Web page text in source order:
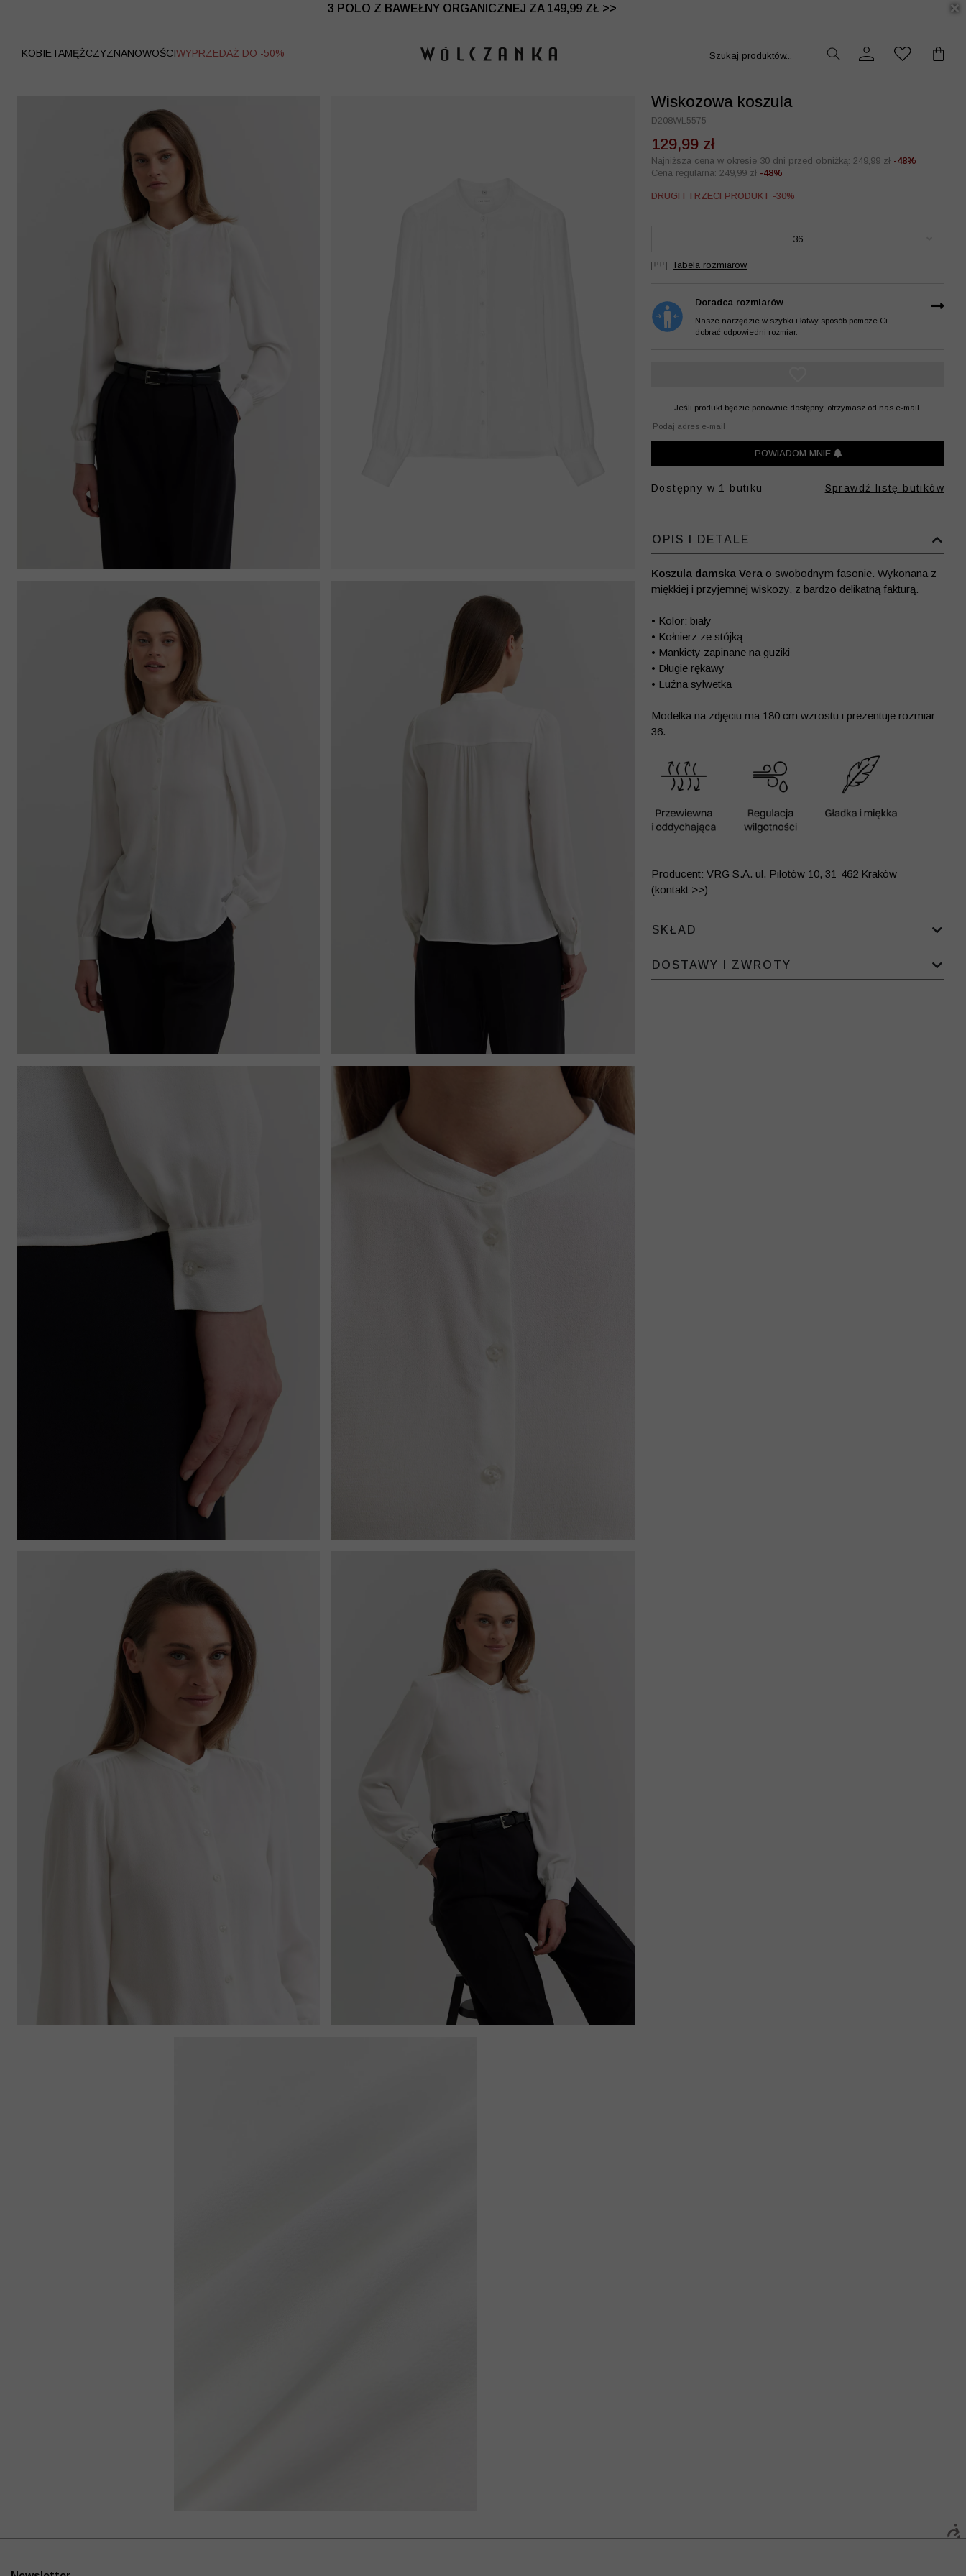
3 POLO Z BAWEŁNY ORGANICZNEJ ZA 149,99 ZŁ >>
WYPRZEDAŻ DO -50% | DODATKOWE -30% NA DRUGI I TRZECI PRODUKT >>
KOBIETAMĘŻCZYZNANOWOŚCIWYPRZEDAŻ DO -50% Szukaj produktów...
Wiskozowa koszula
D208WL5575
129,99 zł
Najniższa cena w okresie 30 dni przed obniżką: 249,99 zł -48%
Cena regularna: 249,99 zł -48%
DRUGI I TRZECI PRODUKT -30%
36
Tabela rozmiarów
Doradca rozmiarów
Nasze narzędzie w szybki i łatwy sposób pomoże Ci
dobrać odpowiedni rozmiar.
Jeśli produkt będzie ponownie dostępny, otrzymasz od nas e-mail.
POWIADOM MNIE
Dostępny w 1 butiku Sprawdź listę butików
OPIS I DETALE
Koszula damska Vera o swobodnym fasonie. Wykonana z
miękkiej i przyjemnej wiskozy, z bardzo delikatną fakturą.
• Kolor: biały
• Kołnierz ze stójką
• Mankiety zapinane na guziki
• Długie rękawy
• Luźna sylwetka
Modelka na zdjęciu ma 180 cm wzrostu i prezentuje rozmiar
36.
Producent: VRG S.A. ul. Pilotów 10, 31-462 Kraków
(kontakt >>)
SKŁAD
DOSTAWY I ZWROTY